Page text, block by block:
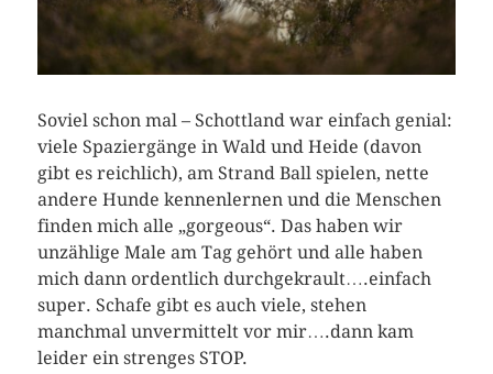
Soviel schon mal – Schottland war einfach genial:
viele Spaziergänge in Wald und Heide (davon
gibt es reichlich), am Strand Ball spielen, nette
andere Hunde kennenlernen und die Menschen
finden mich alle „gorgeous“. Das haben wir
unzählige Male am Tag gehört und alle haben
mich dann ordentlich durchgekrault….einfach
super. Schafe gibt es auch viele, stehen
manchmal unvermittelt vor mir….dann kam
leider ein strenges STOP.